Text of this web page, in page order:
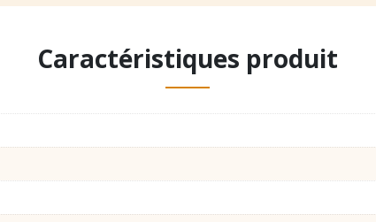
Caractéristiques produit